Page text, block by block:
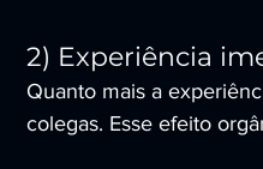
2) Experiência
Quanto mais a
colegas. Esse efeito